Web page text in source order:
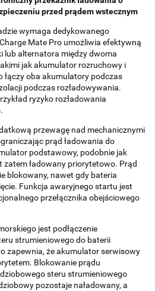
przed prądem wstecznym
wymaga dedykowanego
Mate Pro umożliwia efektywną
lub alternatora między dwoma
jak akumulator rozruchowy i
łączy oba akumulatory podczas
podczas rozładowywania.
ryzyko rozładowania
przewagę nad mechanicznymi
prąd ładowania do
podstawowy, podobnie jak
ładowany priorytetowo. Prąd
blokowany, nawet gdy bateria
Funkcja awaryjnego startu jest
przełącznika obejściowego
jest podłączenie
strumieniowego do baterii
zapewnia, że akumulator serwisowy
Blokowanie prądu
steru strumieniowego
pozostaje naładowany, a